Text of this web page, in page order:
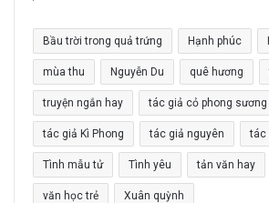
Bầu trời trong quả trứng Hạnh phúc
mùa thu Nguyễn Du quê hương
truyện ngắn hay tác giả cỏ phong sương
tác giả Kì Phong tác giả nguyên tác
Tình mẫu tử Tình yêu tản văn hay
văn học trẻ Xuân quỳnh